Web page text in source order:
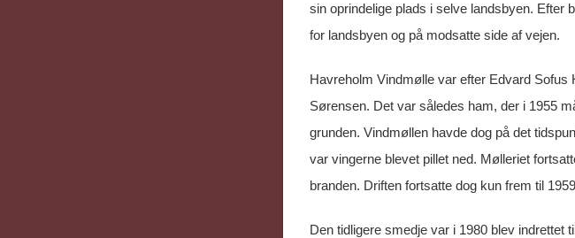
sin oprindelige plads i selve landsbyen. Efter
for landsbyen og på modsatte side af vejen.
Havreholm Vindmølle var efter Edvard
Sørensen. Det var således ham, der i 1955
grunden. Vindmøllen havde dog på det
var vingerne blevet pillet ned. Mølleriet
branden. Driften fortsatte dog kun frem til
Den tidligere smedje var i 1980 blev